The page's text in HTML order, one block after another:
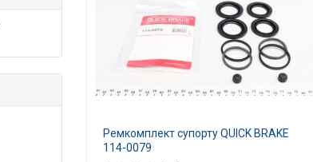
Ремкомплект супорту QUICK BRAKE
114-0079